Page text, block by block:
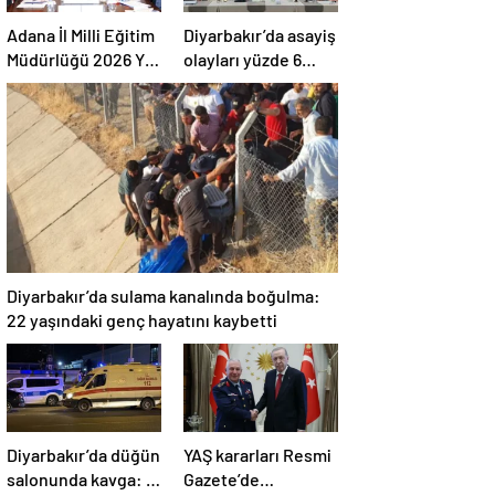
Adana İl Milli Eğitim
Müdürlüğü 2026 Yılı
Yatırım Programı
değerlendirildi
Diyarbakır’da asayiş
olayları yüzde 6
azaldı, aydınlatma
oranı yüzde 98’e
yükseldi
Diyarbakır’da sulama kanalında boğulma:
22 yaşındaki genç hayatını kaybetti
Diyarbakır’da düğün
salonunda kavga: 5
YAŞ kararları Resmi
Gazete’de